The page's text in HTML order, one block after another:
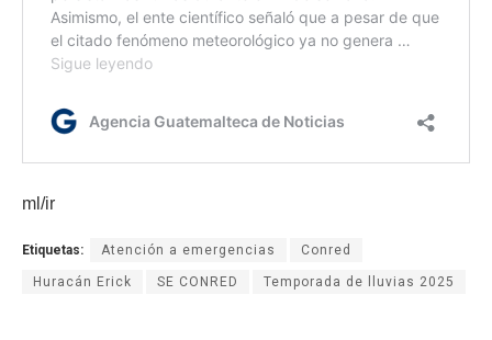
ml/ir
Etiquetas: Atención a emergencias Conred
Huracán Erick SE CONRED Temporada de lluvias 2025